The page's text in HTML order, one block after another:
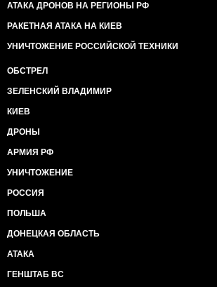
АТАКА ДРОНОВ НА РЕГИОНЫ РФ
РАКЕТНАЯ АТАКА НА КИЕВ
УНИЧТОЖЕНИЕ РОССИЙСКОЙ ТЕХНИКИ
ОБСТРЕЛ
ЗЕЛЕНСКИЙ ВЛАДИМИР
КИЕВ
ДРОНЫ
АРМИЯ РФ
УНИЧТОЖЕНИЕ
РОССИЯ
ПОЛЬША
ДОНЕЦКАЯ ОБЛАСТЬ
АТАКА
ГЕНШТАБ ВС